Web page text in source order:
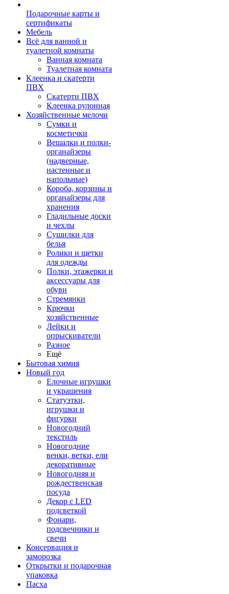
Подарочные карты и
сертификаты
Мебель
Всё для ванной и
туалетной комнаты
Ванная комната
Туалетная комната
Клеенка и скатерти
ПВХ
Скатерти ПВХ
Клеенка рулонная
Хозяйственные мелочи
Сумки и
косметички
Вешалки и полки-
органайзеры
(надверные,
настенные и
напольные)
Короба, корзины и
органайзеры для
хранения
Гладильные доски
и чехлы
Сушилки для
белья
Ролики и щетки
для одежды
Полки, этажерки и
аксессуары для
обуви
Стремянки
Крючки
хозяйственные
Лейки и
опрыскиватели
Разное
Ещё
Бытовая химия
Новый год
Елочные игрушки
и украшения
Статуэтки,
игрушки и
фигурки
Новогодний
текстиль
Новогодние
венки, ветки, ели
декоративные
Новогодняя и
рождественская
посуда
Декор с LED
подсветкой
Фонари,
подсвечники и
свечи
Консервация и
заморозка
Открытки и подарочная
упаковка
Пасха